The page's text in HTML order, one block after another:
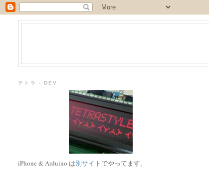
テトラ - DEV
iPhone & Arduino は別サイト でやってます。